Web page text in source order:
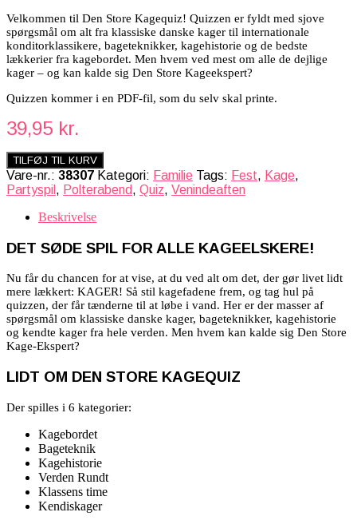
Velkommen til Den Store Kagequiz! Quizzen er fyldt med sjove
spørgsmål om alt fra klassiske danske kager til internationale
konditorklassikere, bageteknikker, kagehistorie og de bedste
lækkerier fra kagebordet. Men hvem ved mest om alle de dejlige
kager – og kan kalde sig Den Store Kageekspert?
Quizzen kommer i en PDF-fil, som du selv skal printe.
39,95 kr.
TILFØJ TIL KURV
Vare-nr.: 38307 Kategori: Familie Tags: Fest, Kage,
Partyspil , Polterabend, Quiz, Venindeaften
Beskrivelse
DET SØDE SPIL FOR ALLE KAGEELSKERE!
Nu får du chancen for at vise, at du ved alt om det, der gør livet lidt
mere lækkert: KAGER! Så stil kagefadene frem, og tag hul på
quizzen, der får tænderne til at løbe i vand. Her er der masser af
spørgsmål om klassiske danske kager, bageteknikker, kagehistorie
og kendte kager fra hele verden. Men hvem kan kalde sig Den Store
Kage-Ekspert?
LIDT OM DEN STORE KAGEQUIZ
Der spilles i 6 kategorier:
Kagebordet
Bageteknik
Kagehistorie
Verden Rundt
Klassens time
Kendiskager